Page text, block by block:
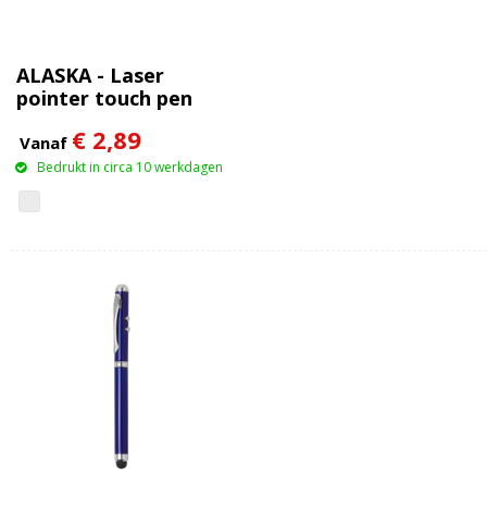
ALASKA - Laser
pointer touch pen
Vanaf € 2,89
Bedrukt in circa 10 werkdagen